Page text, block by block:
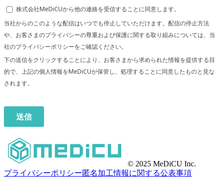
© 2025 MeDiCU Inc.
プライバシーポリシー匿名加工情報に関する公表事項